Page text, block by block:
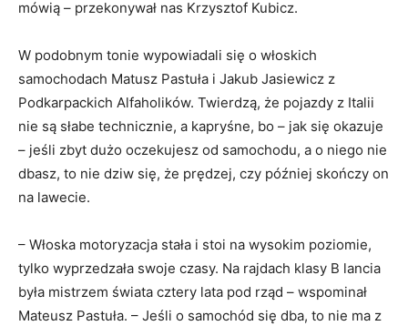
mówią – przekonywał nas Krzysztof Kubicz.
W podobnym tonie wypowiadali się o włoskich
samochodach Matusz Pastuła i Jakub Jasiewicz z
Podkarpackich Alfaholików. Twierdzą, że pojazdy z Italii
nie są słabe technicznie, a kapryśne, bo – jak się okazuje
– jeśli zbyt dużo oczekujesz od samochodu, a o niego nie
dbasz, to nie dziw się, że prędzej, czy później skończy on
na lawecie.
– Włoska motoryzacja stała i stoi na wysokim poziomie,
tylko wyprzedzała swoje czasy. Na rajdach klasy B lancia
była mistrzem świata cztery lata pod rząd – wspominał
Mateusz Pastuła. – Jeśli o samochód się dba, to nie ma z